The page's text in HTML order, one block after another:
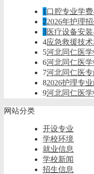
1 口腔专业学
22026年护理
3医疗设备安
4应急救援技
5河北同仁医
6河北同仁医
7河北同仁医
82026护理专
9河北同仁医
网站分类
开设专业
学校环境
就业信息
学校新闻
招生信息